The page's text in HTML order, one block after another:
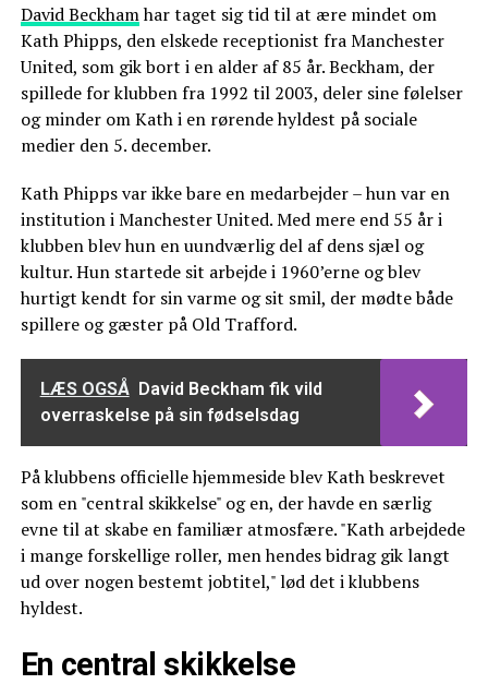
David Beckhamhar taget sig tid til at ære mindet om
Kath Phipps, den elskede receptionist fra Manchester
United, som gik bort i en alder af 85 år. Beckham, der
spillede for klubben fra 1992 til 2003, deler sine følelser
og minder om Kath i en rørende hyldest på sociale
medier den 5. december.
Kath Phipps var ikke bare en medarbejder – hun var en
institution i Manchester United. Med mere end 55 år i
klubben blev hun en uundværlig del af dens sjæl og
kultur. Hun startede sit arbejde i 1960’erne og blev
hurtigt kendt for sin varme og sit smil, der mødte både
spillere og gæster på Old Trafford.
LÆS OGSÅ David Beckham fik vild
overraskelse på sin fødselsdag
På klubbens officielle hjemmeside blev Kath beskrevet
som en "central skikkelse" og en, der havde en særlig
evne til at skabe en familiær atmosfære. "Kath arbejdede
i mange forskellige roller, men hendes bidrag gik langt
ud over nogen bestemt jobtitel," lød det i klubbens
hyldest.
En central skikkelse